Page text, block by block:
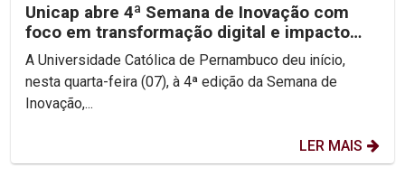
Unicap abre 4ª Semana de Inovação com
foco em transformação digital e impacto
social
A Universidade Católica de Pernambuco deu início,
nesta quarta-feira (07), à 4ª edição da Semana de
Inovação,...
LER MAIS